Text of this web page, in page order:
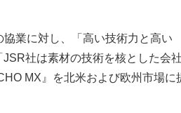
協業に対し、「高い技術力と高
JSR社は素材の技術を核とした会
MX』を北米および欧州市場